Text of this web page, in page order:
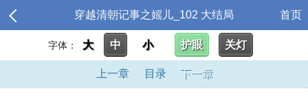
穿越清朝记事之媱儿_102 大结局 首页
字体： 大 中 小 护眼 关灯
上一章 目录 下一章